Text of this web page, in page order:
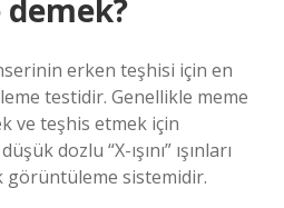
erken teşhisi için en
testidir. Genellikle meme
ve teşhis etmek için
dozlu “X-ışını” ışınları
sistemidir.